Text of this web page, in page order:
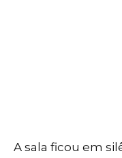
A sala ficou em